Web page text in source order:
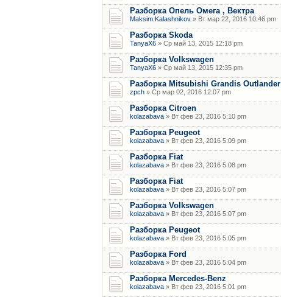
Разборка Опель Омега , Вектра
Maksim.Kalashnikov » Вт мар 22, 2016 10:46 pm
Разборка Skoda
TanyaX6 » Ср май 13, 2015 12:18 pm
Разборка Volkswagen
TanyaX6 » Ср май 13, 2015 12:35 pm
Разборка Mitsubishi Grandis Outlander
zpch » Ср мар 02, 2016 12:07 pm
Разборка Citroen
kolazabava » Вт фев 23, 2016 5:10 pm
Разборка Peugeot
kolazabava » Вт фев 23, 2016 5:09 pm
Разборка Fiat
kolazabava » Вт фев 23, 2016 5:08 pm
Разборка Fiat
kolazabava » Вт фев 23, 2016 5:07 pm
Разборка Volkswagen
kolazabava » Вт фев 23, 2016 5:07 pm
Разборка Peugeot
kolazabava » Вт фев 23, 2016 5:05 pm
Разборка Ford
kolazabava » Вт фев 23, 2016 5:04 pm
Разборка Mercedes-Benz
kolazabava » Вт фев 23, 2016 5:01 pm